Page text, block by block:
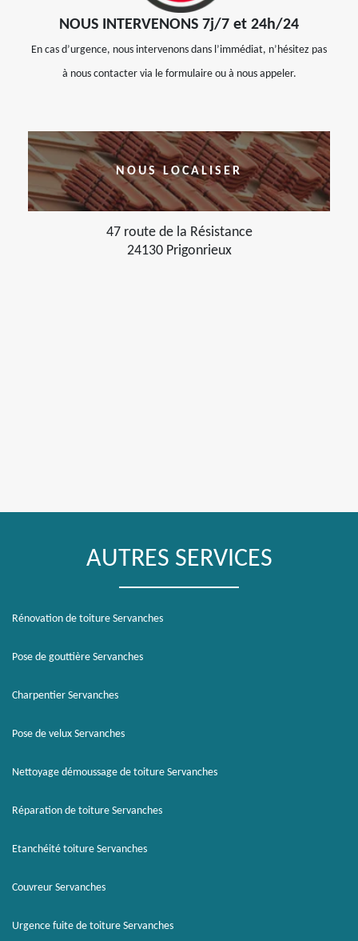
NOUS INTERVENONS 7j/7 et 24h/24
En cas d’urgence, nous intervenons dans l’immédiat, n’hésitez pas
à nous contacter via le formulaire ou à nous appeler.
NOUS LOCALISER
47 route de la Résistance
24130 Prigonrieux
AUTRES SERVICES
Rénovation de toiture Servanches
Pose de gouttière Servanches
Charpentier Servanches
Pose de velux Servanches
Nettoyage démoussage de toiture Servanches
Réparation de toiture Servanches
Etanchéité toiture Servanches
Couvreur Servanches
Urgence fuite de toiture Servanches